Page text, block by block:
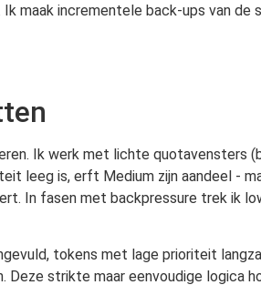
maak incrementele back-ups van de
Ik werk met lichte quotavensters
leeg is, erft Medium zijn aandeel -
In fasen met backpressure trek ik
tokens met lage prioriteit
Deze strikte maar eenvoudige logica